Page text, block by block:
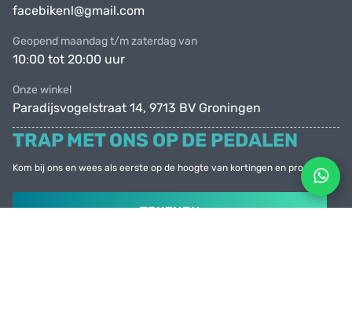
facebikenl@gmail.com
Geopend maandag t/m zaterdag van
10:00 tot 20:00 uur
Onze winkel
Paradijsvogelstraat 14, 9713 BV Groningen
TRAP MET ONS OP DE PEDALEN
Kom bij ons en wees als eerste op de hoogte van kortingen en promoties
TEKENEN